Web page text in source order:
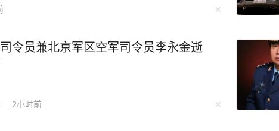
令员兼北京军区空军司令员李永金逝
2小时前